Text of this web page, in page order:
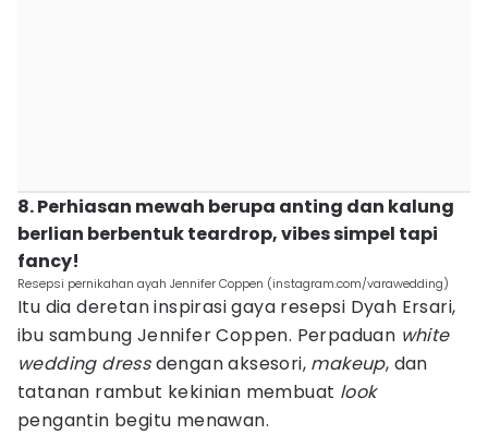
8. Perhiasan mewah berupa anting dan kalung
berlian berbentuk teardrop, vibes simpel tapi
fancy!
Resepsi pernikahan ayah Jennifer Coppen (instagram.com/varawedding)
Itu dia deretan inspirasi gaya resepsi Dyah Ersari,
ibu sambung Jennifer Coppen. Perpaduan white
wedding dressdengan aksesori, makeup, dan
tatanan rambut kekinian membuat look
pengantin begitu menawan.